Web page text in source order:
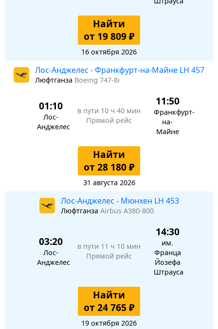
Найти
от 19 809 ₽
16 октября 2026
Лос-Анджелес - Франкфурт-на-Майне LH 457
Люфтганза Boeing 747-8i
01:10
Лос-
Анджелес
в пути 10 ч 40 мин
Прямой рейс
11:50
Франкфурт-
на-
Майне
Найти
от 28 180 ₽
31 августа 2026
Лос-Анджелес - Мюнхен LH 453
Люфтганза Airbus A380-800
03:20
Лос-
Анджелес
в пути 11 ч 10 мин
Прямой рейс
14:30
им.
Франца
Йозефа
Штрауса
Найти
от 24 765 ₽
19 октября 2026